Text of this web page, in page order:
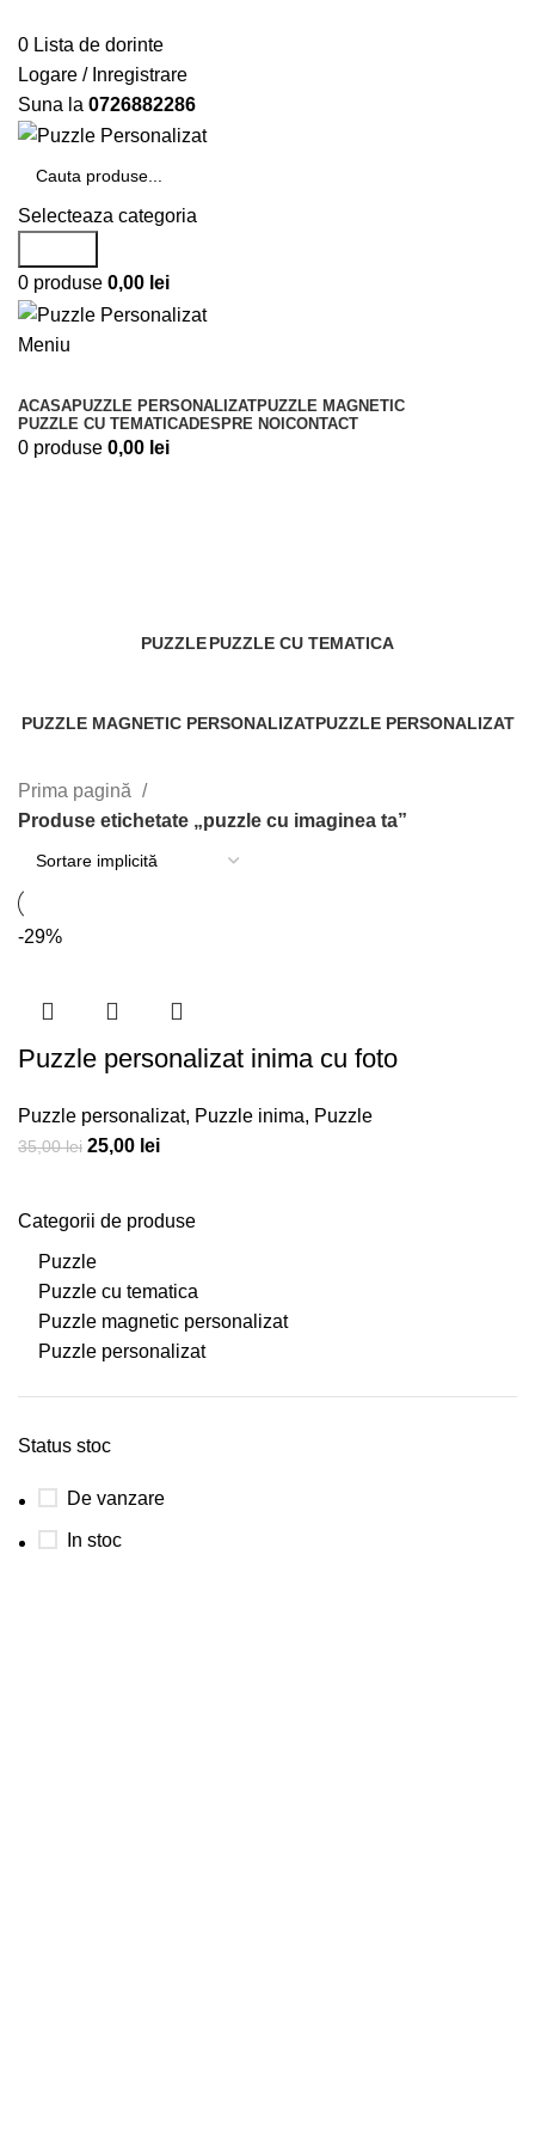
0 Lista de dorinte
Logare / Inregistrare
Suna la 0726882286
Selecteaza categoria
0 produse 0,00 lei
Meniu
ACASAPUZZLE PERSONALIZATPUZZLE MAGNETIC
PUZZLE CU TEMATICADESPRE NOICONTACT
0 produse 0,00 lei
PUZZLEPUZZLE CU TEMATICA
PUZZLE MAGNETIC PERSONALIZATPUZZLE PERSONALIZAT
Categorii de produse
Puzzle
Puzzle cu tematica
Puzzle magnetic personalizat
Puzzle personalizat
Status stoc
De vanzare
In stoc
Prima pagină
Produse etichetate „puzzle cu imaginea ta”
-29%
Puzzle personalizat inima cu foto
Puzzle personalizat, Puzzle inima, Puzzle
35,00lei Prețul
fost:
35,00 lei.
25,00 leiPrețul
25,00 lei.